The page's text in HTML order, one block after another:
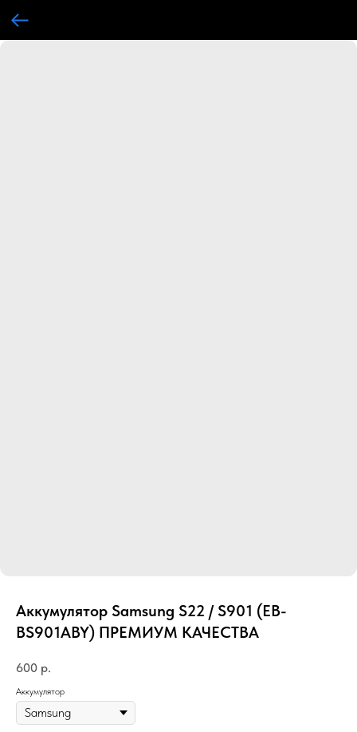
Аккумулятор Samsung S22 / S901 (EB-
BS901ABY) ПРЕМИУМ КАЧЕСТВА
600 р.
Аккумулятор